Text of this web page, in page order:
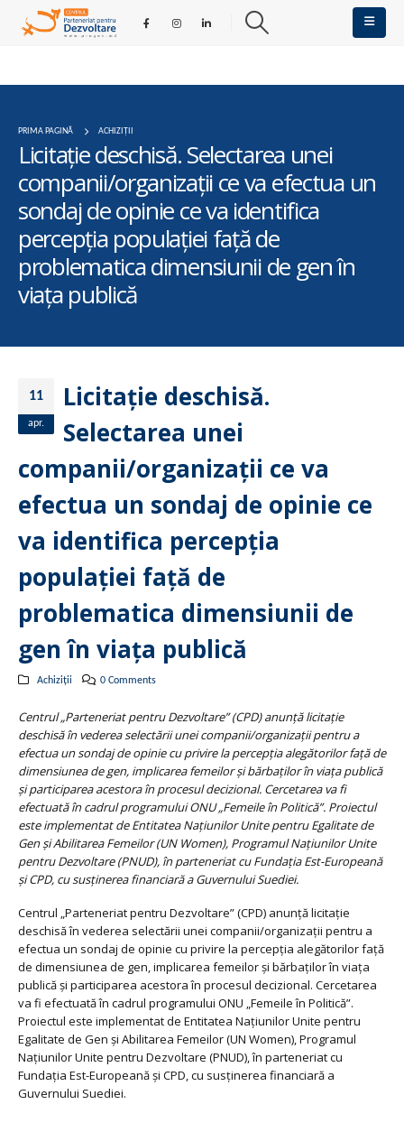
PRIMA PAGINĂ ACHIZIȚII
Licitaţie deschisă. Selectarea unei
companii/organizaţii ce va efectua un
sondaj de opinie ce va identifica
percepţia populaţiei faţă de
problematica dimensiunii de gen în
viaţa publică
11
apr.
Licitaţie deschisă.
Selectarea unei
companii/organizaţii ce va
efectua un sondaj de opinie ce
va identifica percepţia
populaţiei faţă de
problematica dimensiunii de
gen în viaţa publică
Achiziții 0 Comments
Centrul „Parteneriat pentru Dezvoltare” (CPD) anunţă licitaţie
deschisă în vederea selectării unei companii/organizații pentru a
efectua un sondaj de opinie cu privire la percepţia alegătorilor faţă de
dimensiunea de gen, implicarea femeilor şi bărbaţilor în viaţa publică
şi participarea acestora în procesul decizional. Cercetarea va fi
efectuată în cadrul programului ONU „Femeile în Politică”. Proiectul
este implementat de Entitatea Naţiunilor Unite pentru Egalitate de
Gen şi Abilitarea Femeilor (UN Women), Programul Naţiunilor Unite
pentru Dezvoltare (PNUD), în parteneriat cu Fundaţia Est-Europeană
şi CPD, cu susţinerea financiară a Guvernului Suediei.
Centrul „Parteneriat pentru Dezvoltare” (CPD) anunţă licitaţie
deschisă în vederea selectării unei companii/organizații pentru a
efectua un sondaj de opinie cu privire la percepţia alegătorilor faţă
de dimensiunea de gen, implicarea femeilor şi bărbaţilor în viaţa
publică şi participarea acestora în procesul decizional. Cercetarea
va fi efectuată în cadrul programului ONU „Femeile în Politică”.
Proiectul este implementat de Entitatea Naţiunilor Unite pentru
Egalitate de Gen şi Abilitarea Femeilor (UN Women), Programul
Naţiunilor Unite pentru Dezvoltare (PNUD), în parteneriat cu
Fundaţia Est-Europeană şi CPD, cu susţinerea financiară a
Guvernului Suediei.